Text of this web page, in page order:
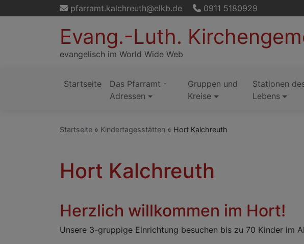
zum
pfarramt.kalchreuth@elkb.de 0911 5180929
Evang.-Luth.
evangelisch im World Wide Web
Hauptnavigation
Startseite
Das Pfarramt -
Adressen
Gruppen und
Kreise
Stationen
Lebens
Startseite Kindertagesstätten Hort Kalchreuth
Hort Kalchreuth
Herzlich willkommen im Hort!
Unsere 3-gruppige Einrichtung besuchen bis zu 70 Kinder im